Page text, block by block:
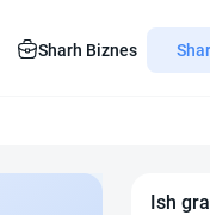
Sharh Biznes
Ish